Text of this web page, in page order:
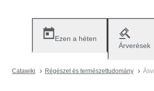
Ezen a héten
Árverések
Catawiki Régészet és természettudomány